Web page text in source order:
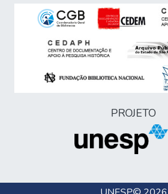
PROJETO